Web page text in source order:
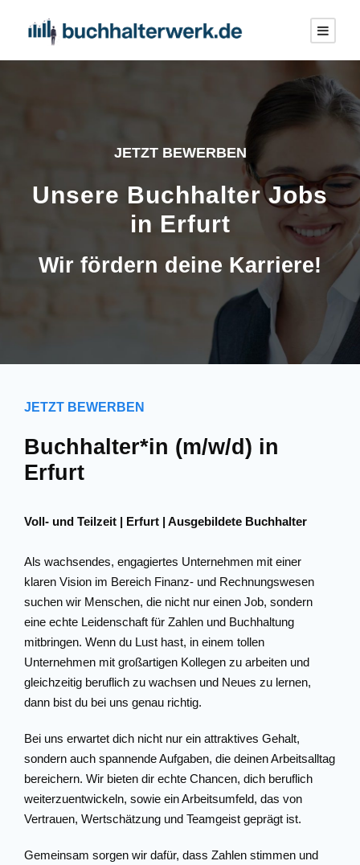
JETZT BEWERBEN
Unsere Buchhalter Jobs
in Erfurt
Wir fördern deine Karriere!
JETZT BEWERBEN
Buchhalter*in (m/w/d) in
Erfurt
Voll- und Teilzeit | Erfurt | Ausgebildete Buchhalter
Als wachsendes, engagiertes Unternehmen mit einer
klaren Vision im Bereich Finanz- und Rechnungswesen
suchen wir Menschen, die nicht nur einen Job, sondern
eine echte Leidenschaft für Zahlen und Buchhaltung
mitbringen. Wenn du Lust hast, in einem tollen
Unternehmen mit großartigen Kollegen zu arbeiten und
gleichzeitig beruflich zu wachsen und Neues zu lernen,
dann bist du bei uns genau richtig.
Bei uns erwartet dich nicht nur ein attraktives Gehalt,
sondern auch spannende Aufgaben, die deinen Arbeitsalltag
bereichern. Wir bieten dir echte Chancen, dich beruflich
weiterzuentwickeln, sowie ein Arbeitsumfeld, das von
Vertrauen, Wertschätzung und Teamgeist geprägt ist.
Gemeinsam sorgen wir dafür, dass Zahlen stimmen und